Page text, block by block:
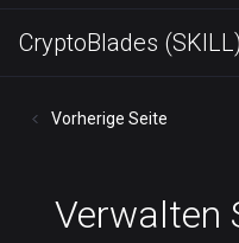
CryptoBlades
Vorherige Seite
Verwalten